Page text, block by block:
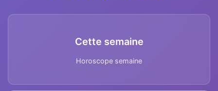
Cette semaine
Horoscope semaine